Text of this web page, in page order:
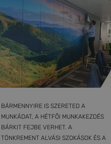
BÁRMENNYIRE IS SZERETED A
MUNKÁDAT, A HÉTFŐI MUNKAKEZDÉS
BÁRKIT FEJBE VERHET. A
TÖNKREMENT ALVÁSI SZOKÁSOK ÉS A